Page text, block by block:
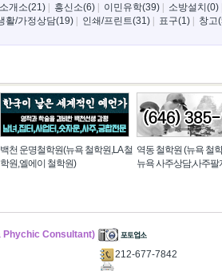
개소(21) 흥신소(6) 이민유학(39) 소방설치(0)
활/가정상담(19) 인쇄/프린트(31) 표구(1)
창고
백천 운명철학원(뉴욕 철학원,LA 철
학원,엘에이 철학원)
역동 철학원 (뉴욕 철
뉴욕 사주상담,사주팔
Phychic Consultant)
212-677-7842